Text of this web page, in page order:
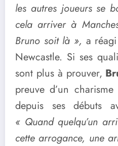
les autres joueurs se
cela arriver à
Bruno soit là », a
Newcastle. Si ses
sont plus à prouver,
preuve d’un
depuis ses débuts
« Quand quelqu’un
cette arrogance, une